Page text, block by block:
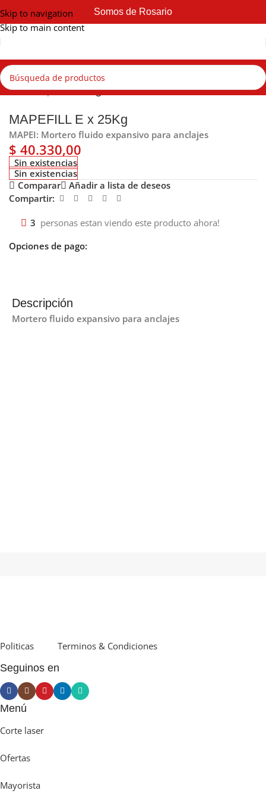
Skip to navigation
Skip to main content
Somos de Rosario
Inicio Mapei Grouting
MAPEFILL E x 25Kg
MAPEI: Mortero fluido expansivo para anclajes
$ 40.330,00
Sin existencias
Sin existencias
Comparar
Añadir a lista de deseos
Compartir:
3 personas estan viendo este producto ahora!
Opciones de pago:
Descripción
Mortero fluido expansivo para anclajes
Politicas
Terminos & Condiciones
Seguinos en
Menú
Corte laser
Ofertas
Mayorista